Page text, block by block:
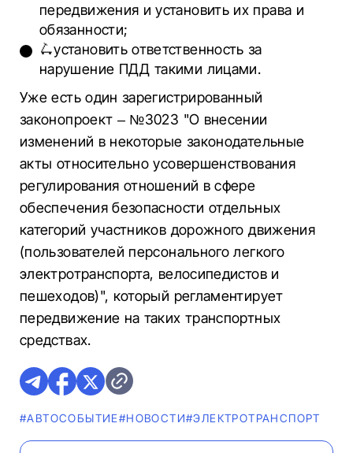
передвижения и установить их права и
обязанности;
🛴установить ответственность за
нарушение ПДД такими лицами.
Уже есть один зарегистрированный
законопроект – №3023 "О внесении
изменений в некоторые законодательные
акты относительно усовершенствования
регулирования отношений в сфере
обеспечения безопасности отдельных
категорий участников дорожного движения
(пользователей персонального легкого
электротранспорта, велосипедистов и
пешеходов)", который регламентирует
передвижение на таких транспортных
средствах.
#АВТОСОБЫТИЕ#НОВОСТИ#ЭЛЕКТРОТРАНСПОРТ